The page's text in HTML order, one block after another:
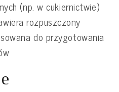
(np. w cukiernictwie)
rozpuszczony
do przygotowania